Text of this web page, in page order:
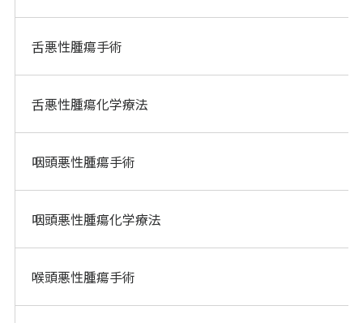
舌悪性腫瘍手術
舌悪性腫瘍化学療法
咽頭悪性腫瘍手術
咽頭悪性腫瘍化学療法
喉頭悪性腫瘍手術